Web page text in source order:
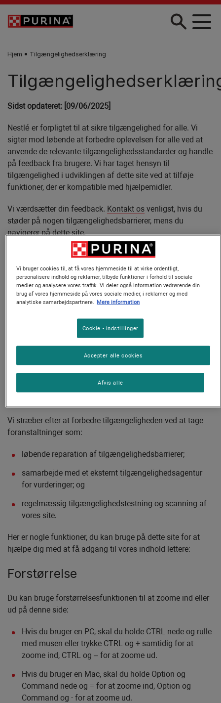
Gå til hovedindhold
Hjem Tilgængelighedserklæring
Sidst opdateret: [09/06/2025]
Nestlé er forpligtet til at sikre tilgængelighed for alle. Vi
sigter mod løbende at forbedre oplevelsen for alle ved at
anvende de relevante tilgængelighedsstandarder og handle
på feedback fra brugere. Vi har taget hensyn til
tilgængelighed i udviklingen af dette site ved at tilføje
funktioner, der er kompatible med hjælpemidler.
Vi værdsætter din feedback. Kontakt os venligst, hvis du
støder på nogen tilgængelighedsbarrierer, mens du
navigerer på dette site.
1. Overensstemmelsesstatus
Dette site er delvist i overensstemmelse Web Content
AccessibilityGuidelines(WCAG) 2.1 niveau AA. Delvist i
overensstemmelse betyder, at nogle funktioner eller dele af
indholdet ikke fuldt ud overholder
tilgængelighedsstandarden. For de funktioner og indhold,
der måske ikke er tilgængelige, se venligst afsnittet "Kendte
begrænsninger" nedenfor.
2. Foranstaltninger til at støtte
tilgængelighed
Vi stræber efter at forbedre tilgængeligheden ved at tage
foranstaltninger som:
løbende reparation af tilgængelighedsbarrierer;
samarbejde med et eksternt tilgængelighedsagentur
for vurderinger; og
regelmæssig tilgængelighedstestning og scanning af
vores site.
Her er nogle funktioner, du kan bruge på dette site for at
hjælpe dig med at få adgang til vores indhold lettere:
Forstørrelse
Du kan bruge forstørrelsesfunktionen til at zoome ind eller
ud på denne side:
Hvis du bruger en PC, skal du holde CTRL nede og rulle
med musen eller trykke CTRL og + samtidig for at
zoome ind, CTRL og – for at zoome ud.
Hvis du bruger en Mac, skal du holde Option og
Command nede og = for at zoome ind, Option og
Command og - for at zoome ud.
Vi bruger cookies til, at få vores hjemmeside til at virke ordentligt,
personalisere indhold og reklamer, tilbyde funktioner i forhold til sociale
medier og analysere vores traffik. Vi deler også information vedrørende din
brug af vores hjemmeside på vores sociale medier, i reklamer og med
analytiske samarbejdspartnere. Mere information
Cookie - indstillinger
Afvis alle
Accepter alle cookies